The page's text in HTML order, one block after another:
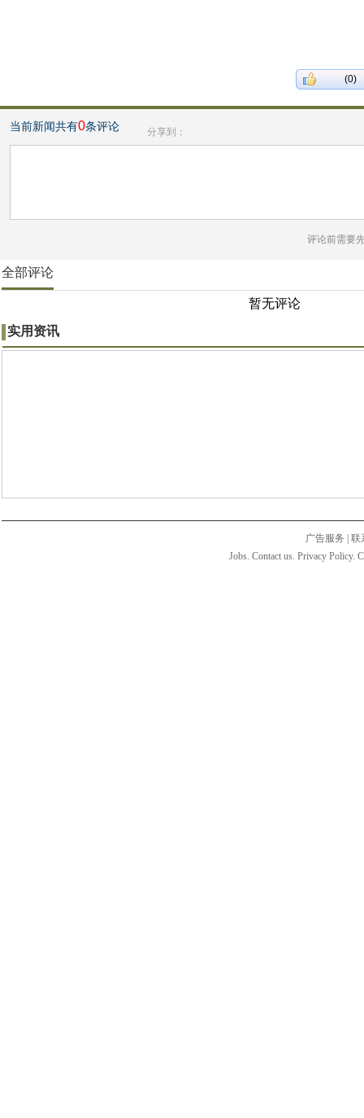
(0)
当前新闻共有0条评论 分享到：
评论前需要
全部评论
暂无评论
实用资讯
广告服务
联
Jobs. Contact us. Privacy Policy.